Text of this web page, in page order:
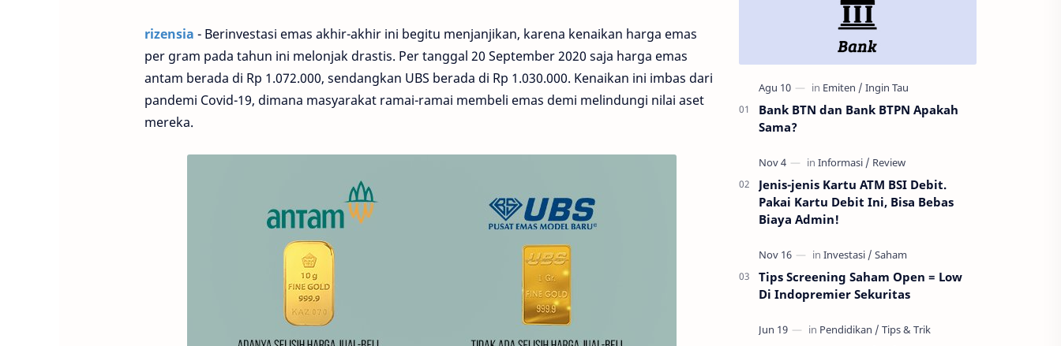
rizensia - Berinvestasi emas akhir-akhir ini begitu menjanjikan, karena kenaikan harga emas
per gram pada tahun ini melonjak drastis. Per tanggal 20 September 2020 saja harga emas
antam berada di Rp 1.072.000, sendangkan UBS berada di Rp 1.030.000. Kenaikan ini imbas dari
pandemi Covid-19, dimana masyarakat ramai-ramai membeli emas demi melindungi nilai aset
mereka.
Bank BTN dan Bank BTPN Apakah
Sama?
Jenis-jenis Kartu ATM BSI Debit.
Pakai Kartu Debit Ini, Bisa Bebas
Biaya Admin!
Tips Screening Saham Open = Low
Di Indopremier Sekuritas